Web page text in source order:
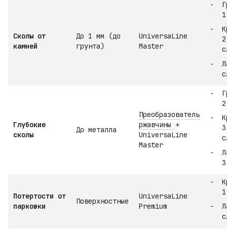
Сколы от
камней
До 1 мм (до
грунта)
UniversaLine
Master
Глубокие
сколы
До металла
Преобразователь
ржавчины +
UniversaLine
Master
Потертости от
парковки
Поверхностные
UniversaLine
Premium